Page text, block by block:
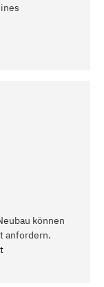
können
anfordern.